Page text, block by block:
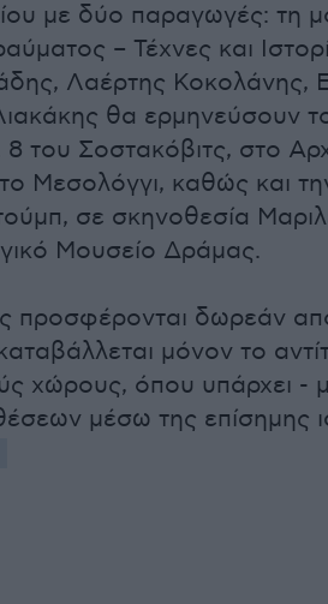
με δύο παραγωγές: τη
– Τέχνες και
Λαέρτης Κοκολάνης,
θα ερμηνεύσουν
του Σοστακόβιτς, στο
Μεσολόγγι, καθώς και
σε σκηνοθεσία
Μουσείο Δράμας.
προσφέρονται δωρεάν
μόνον το
χώρους, όπου υπάρχει -
μέσω της επίσημης